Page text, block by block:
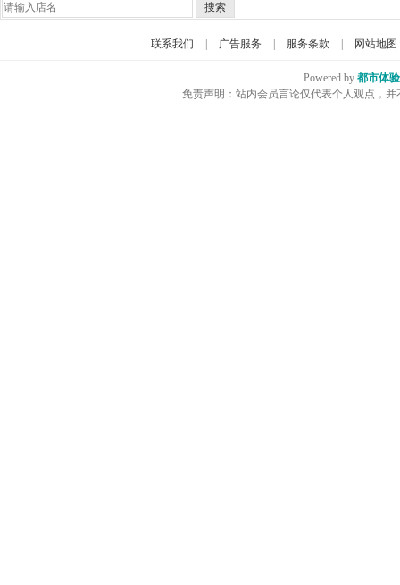
搜索
联系我们 广告服务 服务条款 网站地图
Powered by 都市体
免责声明：站内会员言论仅代表个人观点，